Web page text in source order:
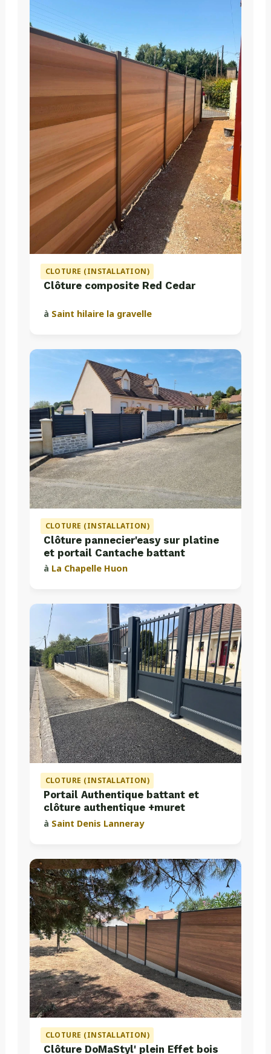
CLOTURE (INSTALLATION)
Clôture composite Red Cedar
à Saint hilaire la gravelle
CLOTURE (INSTALLATION)
Clôture pannecier'easy sur platine
et portail Cantache battant
à La Chapelle Huon
CLOTURE (INSTALLATION)
Portail Authentique battant et
clôture authentique +muret
à Saint Denis Lanneray
CLOTURE (INSTALLATION)
Clôture DoMaStyl' plein Effet bois